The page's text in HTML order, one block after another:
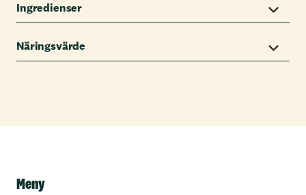
Ingredienser
Näringsvärde
Meny